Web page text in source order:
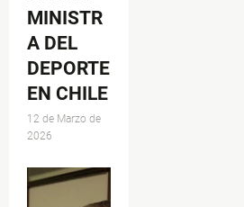
MINISTR
A DEL
DEPORTE
EN CHILE
12 de Marzo de
2026